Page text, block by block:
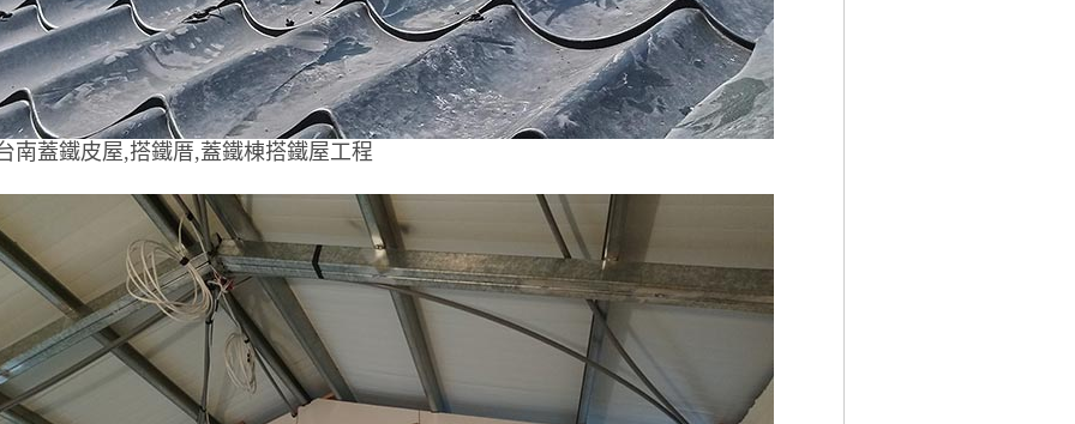
南蓋鐵皮屋,搭鐵厝,蓋鐵棟搭鐵屋工程